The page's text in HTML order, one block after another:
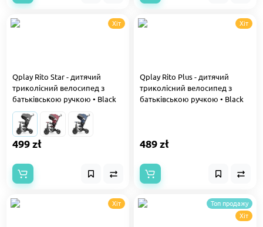
Хіт
Qplay Rito Star - дитячий
триколісний велосипед з
батьківською ручкою • Black
499 zł
Хіт
Qplay Rito Plus - дитячий
триколісний велосипед з
батьківською ручкою • Black
489 zł
Хіт
Топ продажу
Хіт